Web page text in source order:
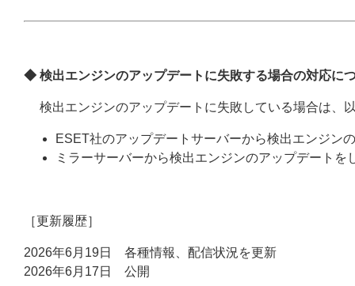
◆ 検出エンジンのアップデートに失敗する場合の対応に
検出エンジンのアップデートに失敗している場合は、
ESET社のアップデートサーバーから検出エンジン
ミラーサーバーから検出エンジンのアップデートを
［更新履歴］
2026年6月19日 各種情報、配信状況を更新
2026年6月17日 公開